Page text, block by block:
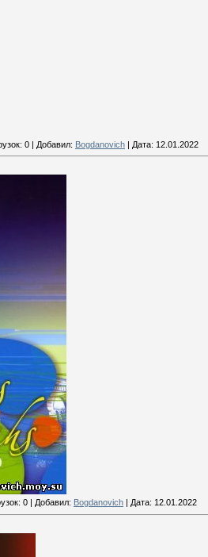
0 | Добавил: Bogdanovich | Дата: 12.01.2022
0 Добавил: Bogdanovich Дата: 12.01.2022